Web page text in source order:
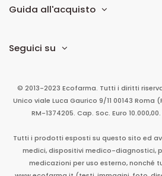
Guida all'acquisto
Seguici su
© 2013-2023 Ecofarma. Tutti i diritti
Unico viale Luca Gaurico 9/11 00143 Roma
RM-1374205. Cap. Soc. Euro
Tutti i prodotti esposti su questo sito ed
medici, dispositivi medico-diagnostici,
medicazioni per uso esterno, nonché